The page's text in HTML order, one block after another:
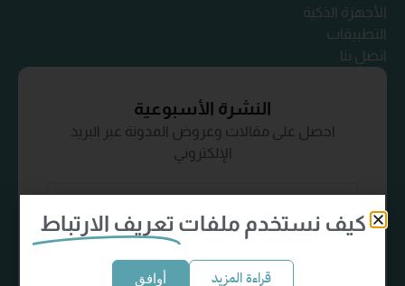
الأجهزة الذكية
التطبيقات
اتصل بنا
النشرة الأسبوعية
احصل على مقالات وعروض المدونة عبر البريد
الإلكتروني
إشترك الآن
كيف نستخدم ملفات تعريف الارتباط
قراءة المزيد أوافق